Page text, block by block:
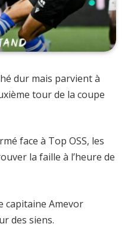
dur mais parvient à
tour de la coupe
face à Top OSS, les
la faille à l’heure de
capitaine Amevor
des siens.